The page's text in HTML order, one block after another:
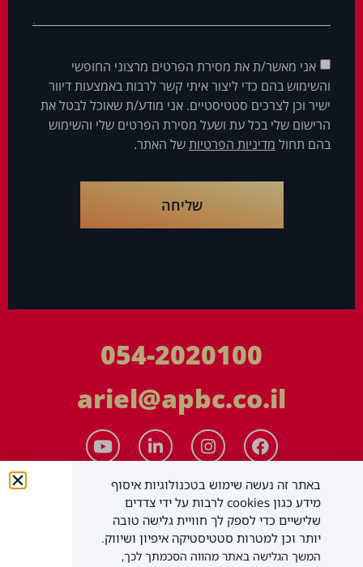
אני מאשר/ת את מסירת הפרטים מרצוני החופשי
והשימוש בהם כדי ליצור איתי קשר לרבות באמצעות דיוור
ישיר וכן לצרכים סטטיסטיים. אני מודע/ת שאוכל לבטל את
הרישום שלי בכל עת ושעל מסירת הפרטים שלי והשימוש
בהם תחול מדיניות הפרטיותשל האתר.
שליחה
054-2020100
ariel@apbc.co.il
באתר זה נעשה שימוש בטכנולוגיות איסוף
מידע כגון cookies לרבות על ידי צדדים
שלישיים כדי לספק לך חוויית גלישה טובה
יותר וכן למטרות סטטיסטיקה איפיון ושיווק.
המשך הגלישה באתר מהווה הסכמתך לכך,